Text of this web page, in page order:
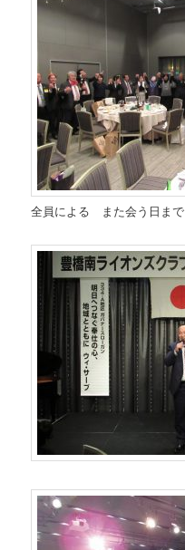
全員による また会う日まで